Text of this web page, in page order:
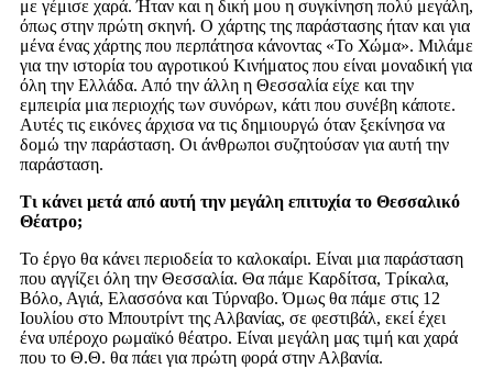
με γέμισε χαρά. Ήταν και η δική μου η συγκίνηση πολύ μεγάλη,
όπως στην πρώτη σκηνή. Ο χάρτης της παράστασης ήταν και για
μένα ένας χάρτης που περπάτησα κάνοντας «Το Χώμα». Μιλάμε
για την ιστορία του αγροτικού Κινήματος που είναι μοναδική για
όλη την Ελλάδα. Από την άλλη η Θεσσαλία είχε και την
εμπειρία μια περιοχής των συνόρων, κάτι που συνέβη κάποτε.
Αυτές τις εικόνες άρχισα να τις δημιουργώ όταν ξεκίνησα να
δομώ την παράσταση. Οι άνθρωποι συζητούσαν για αυτή την
παράσταση.
Τι κάνει μετά από αυτή την μεγάλη επιτυχία το Θεσσαλικό
Θέατρο;
Το έργο θα κάνει περιοδεία το καλοκαίρι. Είναι μια παράσταση
που αγγίζει όλη την Θεσσαλία. Θα πάμε Καρδίτσα, Τρίκαλα,
Βόλο, Αγιά, Ελασσόνα και Τύρναβο. Όμως θα πάμε στις 12
Ιουλίου στο Μπουτρίντ της Αλβανίας, σε φεστιβάλ, εκεί έχει
ένα υπέροχο ρωμαϊκό θέατρο. Είναι μεγάλη μας τιμή και χαρά
που το Θ.Θ. θα πάει για πρώτη φορά στην Αλβανία.